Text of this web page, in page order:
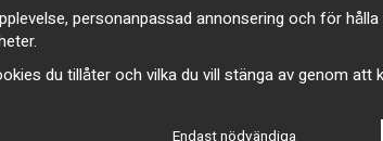
personanpassad annonsering och för
du tillåter och vilka du vill stänga av genom att
Endast nödvändiga